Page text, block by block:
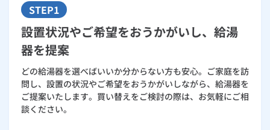
インターネットのお申込み
ガスオーブン
レンジフード
食器洗い乾燥機
ガス温水浴室暖房乾燥機
「カワック・ミストカワック」
乾太くん
ガスファンヒーター
ガス温水床暖房「ヌック」
取替用ガスコンセント
ガスコード
発電・省エネ
エネファーム
太陽光発電
蓄電池
警報器・消火器
ぴこぴこ・スマぴこ・けむぴこ
消火器
取扱説明書を探す
お近くのガスのお店
らく得保証
ほっ得定額
リノベーション「マイリノ」
ホームセキュリティ
みるぴこ
スマイLINK
FitDish
めちゃとクーポン
プリゼロ
お引越しの手続き
ガス給湯器の種類と選び方
交換の流れ
浴室暖房乾燥機で、さらに快適で安全な浴室に
STEP1
設置状況やご希望をおうかがいし、給湯
器を提案
どの給湯器を選べばいいか分からない方も安心。ご家庭を訪
問し、設置の状況やご希望をおうかがいしながら、給湯器を
ご提案いたします。買い替えをご検討の際は、お気軽にご相
談ください。